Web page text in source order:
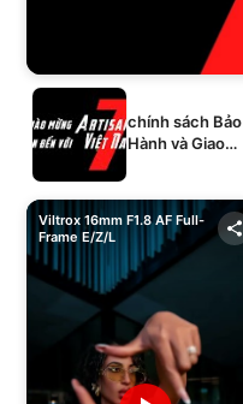
chính sách Bảo
Hành và Giao
Viltrox 16mm F1.8 AF Full-
Frame E/Z/L